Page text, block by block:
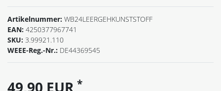
Artikelnummer: WB24LEERGEHKUNSTSTOFF
EAN: 4250377967741
SKU: 3.99921.110
WEEE-Reg.-Nr.: DE44369545
*